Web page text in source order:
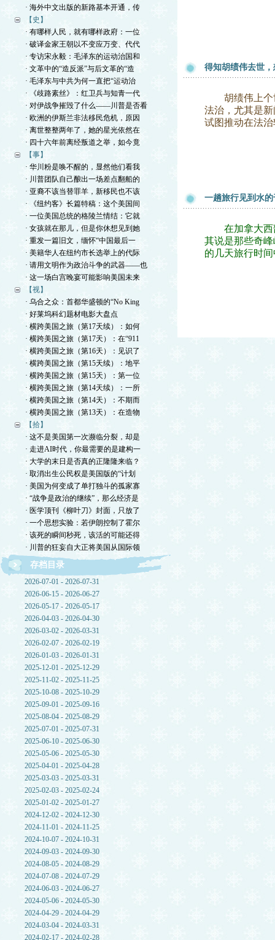
· 海外中文出版的新路基本开通，传
【史】
· 有哪样人民，就有哪样政府：一位
· 破译金家王朝以不变应万变、代代
· 专访宋永毅：毛泽东的运动治国和
· 文革中的“造反派”与后文革的“造
· 毛泽东与中共为何一直把“运动治
· 《歧路素丝》：红卫兵与知青一代
· 对伊战争摧毁了什么——川普是否看
· 欧洲的伊斯兰非法移民危机，原因
· 离世整整两年了，她的星光依然在
· 四十六年前离经叛道之举，如今竟
【事】
· 华川粉是唤不醒的，显然他们看我
· 川普团队自己酿出一场差点翻船的
· 亚裔不该当替罪羊，新移民也不该
· 《纽约客》长篇特稿：这个美国间
· 一位美国总统的格陵兰情结：它就
· 女孩就在那儿，但是你休想见到她
· 重发一篇旧文，缅怀“中国最后一
· 美籍华人在纽约市长选举上的代际
· 请用文明作为政治斗争的武器——也
· 这一场白宫晚宴可能影响美国未来
【视】
· 乌合之众：首都华盛顿的“No King
· 好莱坞科幻题材电影大盘点
· 横跨美国之旅（第17天续）：如何
· 横跨美国之旅（第17天）：在“911
· 横跨美国之旅（第16天）：见识了
· 横跨美国之旅（第15天续）：地平
· 横跨美国之旅（第15天）：第一位
· 横跨美国之旅（第14天续）：一所
· 横跨美国之旅（第14天）：不期而
· 横跨美国之旅（第13天）：在造物
【拾】
· 这不是美国第一次濒临分裂，却是
· 走进AI时代，你最需要的是建构一
· 大学的末日是否真的正隆隆来临？
· 取消出生公民权是美国版的“计划
· 美国为何变成了单打独斗的孤家寡
· “战争是政治的继续”，那么经济是
· 医学顶刊《柳叶刀》封面，只放了
· 一个思想实验：若伊朗控制了霍尔
· 该死的瞬间秒死，该活的可能还得
· 川普的狂妄自大正将美国从国际领
存档目录
2026-07-01 - 2026-07-31
2026-06-15 - 2026-06-27
2026-05-17 - 2026-05-17
2026-04-03 - 2026-04-30
2026-03-02 - 2026-03-31
2026-02-07 - 2026-02-19
2026-01-03 - 2026-01-31
2025-12-01 - 2025-12-29
2025-11-02 - 2025-11-25
2025-10-08 - 2025-10-29
2025-09-01 - 2025-09-16
2025-08-04 - 2025-08-29
2025-07-01 - 2025-07-31
2025-06-10 - 2025-06-30
2025-05-06 - 2025-05-30
2025-04-01 - 2025-04-28
2025-03-03 - 2025-03-31
2025-02-03 - 2025-02-24
2025-01-02 - 2025-01-27
2024-12-02 - 2024-12-30
2024-11-01 - 2024-11-25
2024-10-07 - 2024-10-31
2024-09-03 - 2024-09-30
2024-08-05 - 2024-08-29
2024-07-08 - 2024-07-29
2024-06-03 - 2024-06-27
2024-05-06 - 2024-05-30
2024-04-29 - 2024-04-29
2024-03-04 - 2024-03-31
2024-02-17 - 2024-02-28
得知胡绩伟去世
胡绩伟上个世
法治，尤其是
试图推动在法
一趟旅行见到水
在加拿大西部
其说是那些奇
的几天旅行时